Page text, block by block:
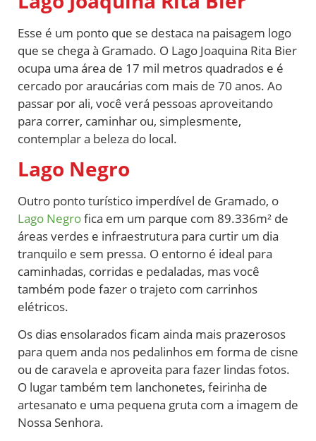
Esse é um ponto que se destaca na paisagem logo
que se chega à Gramado. O Lago Joaquina Rita Bier
ocupa uma área de 17 mil metros quadrados e é
cercado por araucárias com mais de 70 anos. Ao
passar por ali, você verá pessoas aproveitando
para correr, caminhar ou, simplesmente,
contemplar a beleza do local.
Lago Negro
Outro ponto turístico imperdível de Gramado, o
Lago Negrofica em um parque com 89.336m² de
áreas verdes e infraestrutura para curtir um dia
tranquilo e sem pressa. O entorno é ideal para
caminhadas, corridas e pedaladas, mas você
também pode fazer o trajeto com carrinhos
elétricos.
Os dias ensolarados ficam ainda mais prazerosos
para quem anda nos pedalinhos em forma de cisne
ou de caravela e aproveita para fazer lindas fotos.
O lugar também tem lanchonetes, feirinha de
artesanato e uma pequena gruta com a imagem de
Nossa Senhora.